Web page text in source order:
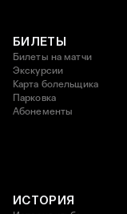
БИЛЕТЫ
Билеты на матчи
Экскурсии
Карта болельщика
Парковка
Абонементы
ИСТОРИЯ